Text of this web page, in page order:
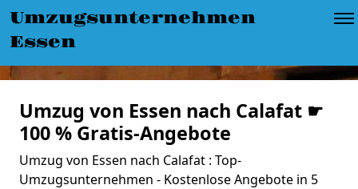
Umzugsunternehmen
Essen
Umzug von Essen nach Calafat ☛
100 % Gratis-Angebote
Umzug von Essen nach Calafat : Top-
Umzugsunternehmen - Kostenlose Angebote in 5